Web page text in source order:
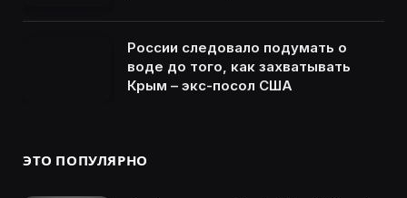
России следовало подумать о
воде до того, как захватывать
Крым – экс-посол США
ЭТО ПОПУЛЯРНО